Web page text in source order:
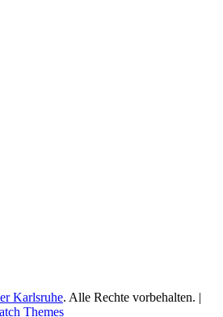
Karlsruhe. Alle Rechte vorbehalten. |
Themes